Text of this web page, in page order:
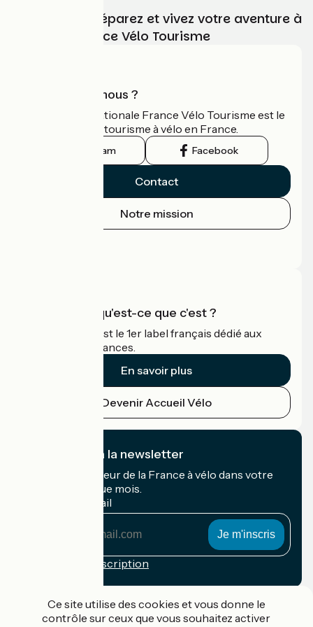
Choisissez, préparez et vivez votre aventure à
vélo avec France Vélo Tourisme
Qui sommes-nous ?
L'association nationale France Vélo Tourisme est le
guide officiel du tourisme à vélo en France.
Instagram Facebook
Contact
Notre mission
Accueil Vélo qu'est-ce que c'est ?
Accueil Vélo c'est le 1er label français dédié aux
cyclistes en vacances.
En savoir plus
Devenir Accueil Vélo
Je m'abonne à la newsletter
Recevez le meilleur de la France à vélo dans votre
boîte mail chaque mois.
Mon adresse mail
Conditions d'inscription
Ce site utilise des cookies et vous donne le
contrôle sur ceux que vous souhaitez activer